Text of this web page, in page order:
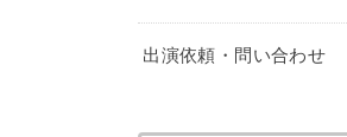
出演依頼・問い合わせ